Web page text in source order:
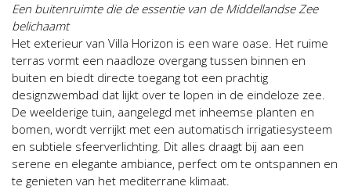
Een buitenruimte die de essentie van de Middellandse Zee
belichaamt
Het exterieur van Villa Horizon is een ware oase. Het ruime
terras vormt een naadloze overgang tussen binnen en
buiten en biedt directe toegang tot een prachtig
designzwembad dat lijkt over te lopen in de eindeloze zee.
De weelderige tuin, aangelegd met inheemse planten en
bomen, wordt verrijkt met een automatisch irrigatiesysteem
en subtiele sfeerverlichting. Dit alles draagt bij aan een
serene en elegante ambiance, perfect om te ontspannen en
te genieten van het mediterrane klimaat.